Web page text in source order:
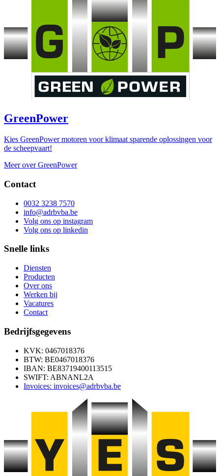
GreenPower
Kies GreenPower motoren voor klimaat sparende oplossingen voor
de scheepvaart!
Meer over GreenPower
Contact
0032 3238 7570
info@adrbvba.be
Volg ons op instagram
Volg ons op linkedin
Snelle links
Diensten
Producten
Over ons
Werken bij
Vacatures
Contact
Bedrijfsgegevens
KVK: 0467018376
BTW: BE0467018376
IBAN: BE83719400113515
SWIFT: ABNANL2A
Invoices: invoices@adrbvba.be